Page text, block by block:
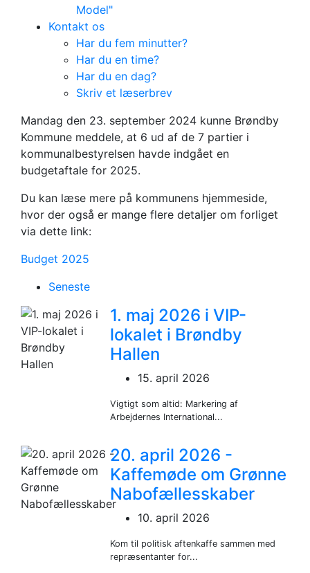
Model"
Kontakt os
Har du fem minutter?
Har du en time?
Har du en dag?
Skriv et læserbrev
6 partier ud af 7
bag budget 2025
Mandag den 23. september 2024 kunne Brøndby
Kommune meddele, at 6 ud af de 7 partier i
kommunalbestyrelsen havde indgået en
budgetaftale for 2025.
Du kan læse mere på kommunens hjemmeside,
hvor der også er mange flere detaljer om forliget
via dette link:
Budget 2025
Seneste
1. maj 2026 i VIP-
lokalet i Brøndby
Hallen
15. april 2026
Vigtigt som altid: Markering af
Arbejdernes International...
20. april 2026 -
Kaffemøde om Grønne
Nabofællesskaber
10. april 2026
Kom til politisk aftenkaffe sammen med
repræsentanter for...